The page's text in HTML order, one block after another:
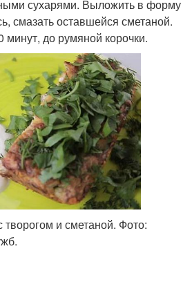
сухарями. Выложить в форму
смазать оставшейся сметаной.
минут, до румяной корочки.
творогом и сметаной. Фото: